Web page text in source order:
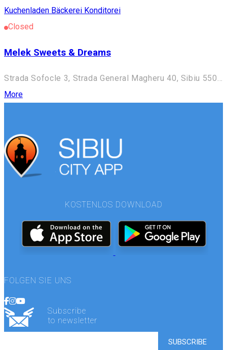
Kuchenladen Bäckerei Konditorei
Closed
Melek Sweets & Dreams
More
KOSTENLOS DOWNLOAD
FOLGEN SIE UNS
Subscribe
to newsletter